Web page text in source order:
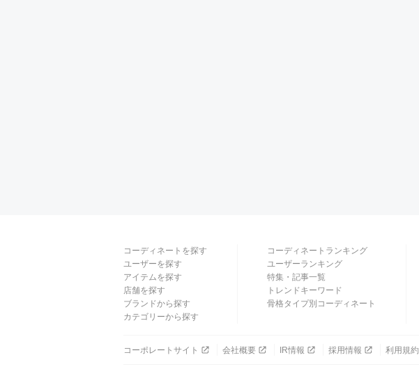
コーディネートを探す
ユーザーを探す
アイテムを探す
店舗を探す
ブランドから探す
カテゴリーから探す
コーディネートランキング
ユーザーランキング
特集・記事一覧
トレンドキーワード
骨格タイプ別コーディネート
コーポレートサイト 会社概要 IR情報 採用情報 利用規約